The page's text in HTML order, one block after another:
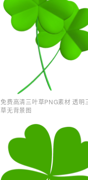
免费高清三叶草PNG素材 透明
草无背景图